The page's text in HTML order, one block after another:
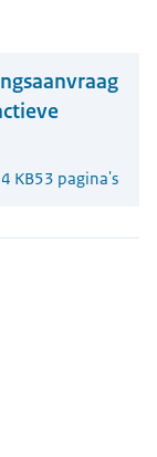
KB53 pagina's